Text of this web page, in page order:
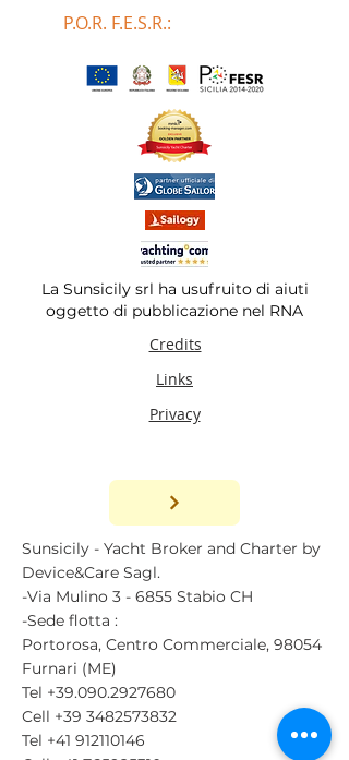
P.O.R. F.E.S.R.:
La Sunsicily srl ha usufruito di aiuti
oggetto di pubblicazione nel RNA
Credits
Links
Privacy
Sunsicily - Yacht Broker and Charter by
Device&Care Sagl.
-Via Mulino 3 - 6855 Stabio CH
-Sede flotta :
Portorosa, Centro Commerciale, 98054
Furnari (ME)
Tel +39.090.2927680
Cell +39 3482573832
Tel +41 912110146